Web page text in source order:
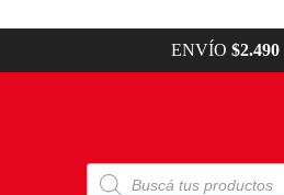
ENVÍO $2.490
Búsqueda
de